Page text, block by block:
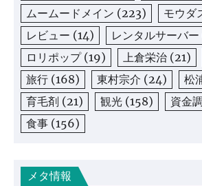
ムームードメイン (223) モウダ
レビュー (14) レンタルサーバー
ロリポップ(19) 上倉栄治 (21)
旅行 (168) 東村宗介 (24) 松
育毛剤 (21) 観光 (158) 資金
食事 (156)
メタ情報